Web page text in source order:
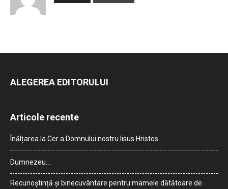
ALEGEREA EDITORULUI
Articole recente
Înălțarea la Cer a Domnului nostru Iisus Hristos
Dumnezeu…
Recunoștință și binecuvântare pentru mamele dătătoare de